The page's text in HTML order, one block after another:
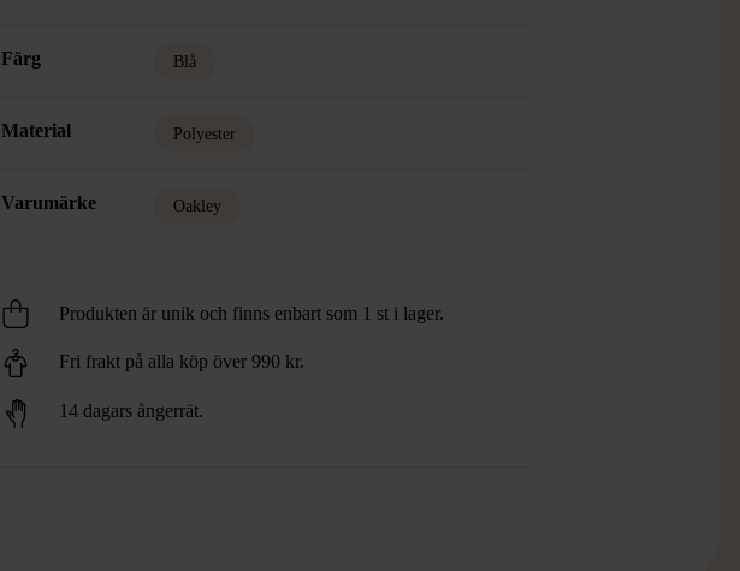
Färg Blå
Material Polyester
Varumärke Oakley
Produkten är unik och finns enbart som 1 st i lager.
Fri frakt på alla köp över 990 kr.
14 dagars ångerrät.